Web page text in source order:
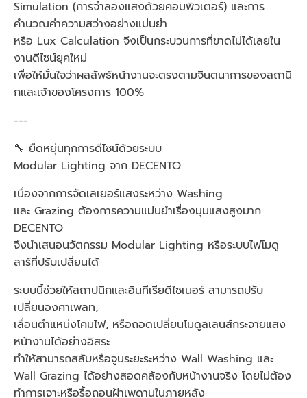
Simulation (การจำลองแสงด้วยคอมพิวเตอร์) และการ
คำนวณค่าความสว่างอย่างแม่นยำ
หรือ Lux Calculation จึงเป็นกระบวนการที่ขาดไม่ได้เลยใน
งานดีไซน์ยุคใหม่
เพื่อให้มั่นใจว่าผลลัพธ์หน้างานจะตรงตามจินตนาการของสถานิ
กและเจ้าของโครงการ 100%
---
🔧 ยืดหยุ่นทุกการดีไซน์ด้วยระบบ
Modular Lighting จาก DECENTO
เนื่องจากการจัดเลเยอร์แสงระหว่าง Washing
และ Grazing ต้องการความแม่นยำเรื่องมุมแสงสูงมาก
DECENTO
จึงนำเสนอนวัตกรรม Modular Lighting หรือระบบไฟโมดู
ลาร์ที่ปรับเปลี่ยนได้
ระบบนี้ช่วยให้สถาปนิกและอินทีเรียดีไซเนอร์ สามารถปรับ
เปลี่ยนองศาเพลท,
เลื่อนตำแหน่งโคมไฟ, หรือถอดเปลี่ยนโมดูลเลนส์กระจายแสง
หน้างานได้อย่างอิสระ
ทำให้สามารถสลับหรือจูนระยะระหว่าง Wall Washing และ
Wall Grazing ได้อย่างสอดคล้องกับหน้างานจริง โดยไม่ต้อง
ทำการเจาะหรือรื้อถอนฝ้าเพดานในภายหลัง